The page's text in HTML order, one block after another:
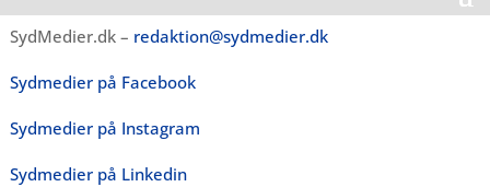
SydMedier.dk – redaktion@sydmedier.dk
Sydmedier på Facebook
Sydmedier på Instagram
Sydmedier på Linkedin